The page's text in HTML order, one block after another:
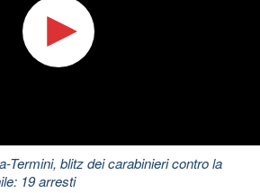
Termini, blitz dei carabinieri contro la
19 arresti